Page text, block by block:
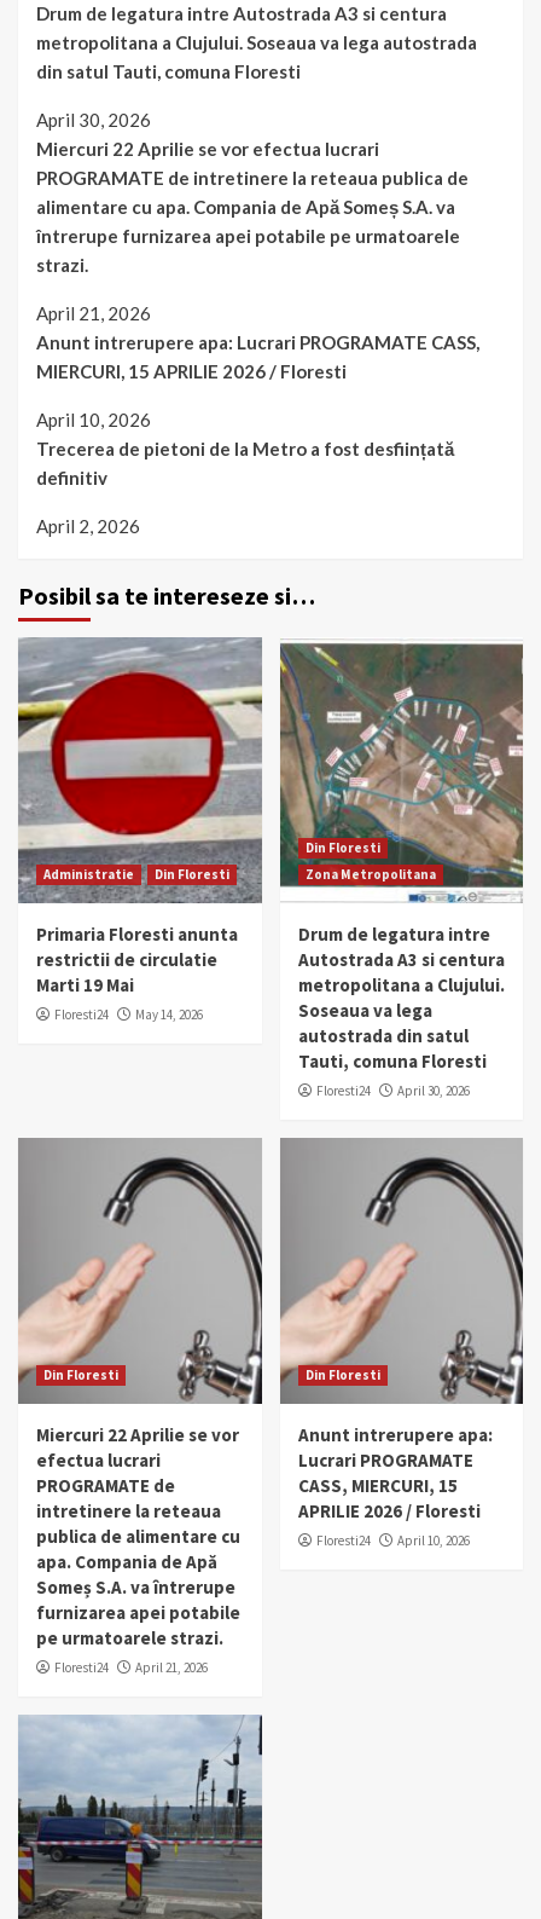
Drum de legatura intre Autostrada A3 si centura
metropolitana a Clujului. Soseaua va lega autostrada
din satul Tauti, comuna Floresti
April 30, 2026
Miercuri 22 Aprilie se vor efectua lucrari
PROGRAMATE de intretinere la reteaua publica de
alimentare cu apa. Compania de Apă Someș S.A. va
întrerupe furnizarea apei potabile pe urmatoarele
strazi.
April 21, 2026
Anunt intrerupere apa: Lucrari PROGRAMATE CASS,
MIERCURI, 15 APRILIE 2026 / Floresti
April 10, 2026
Trecerea de pietoni de la Metro a fost desființată
definitiv
April 2, 2026
Posibil sa te intereseze si…
Administratie Din Floresti
Primaria Floresti anunta
restrictii de circulatie
Marti 19 Mai
Floresti24 May 14, 2026
Din Floresti
Zona Metropolitana
Drum de legatura intre
Autostrada A3 si centura
metropolitana a Clujului.
Soseaua va lega
autostrada din satul
Tauti, comuna Floresti
Floresti24 April 30, 2026
Din Floresti
Miercuri 22 Aprilie se vor
efectua lucrari
PROGRAMATE de
intretinere la reteaua
publica de alimentare cu
apa. Compania de Apă
Someș S.A. va întrerupe
furnizarea apei potabile
pe urmatoarele strazi.
Floresti24 April 21, 2026
Din Floresti
Anunt intrerupere apa:
Lucrari PROGRAMATE
CASS, MIERCURI, 15
APRILIE 2026 / Floresti
Floresti24 April 10, 2026